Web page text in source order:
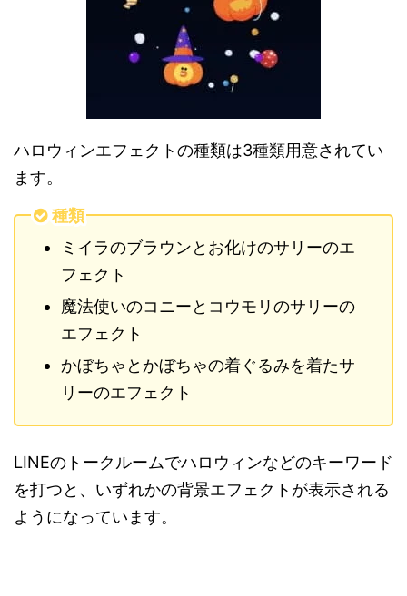
ハロウィンエフェクトの種類は3種類用意されてい
ます。
種類
ミイラのブラウンとお化けのサリーのエ
フェクト
魔法使いのコニーとコウモリのサリーの
エフェクト
かぼちゃとかぼちゃの着ぐるみを着たサ
リーのエフェクト
LINEのトークルームでハロウィンなどのキーワード
を打つと、いずれかの背景エフェクトが表示される
ようになっています。